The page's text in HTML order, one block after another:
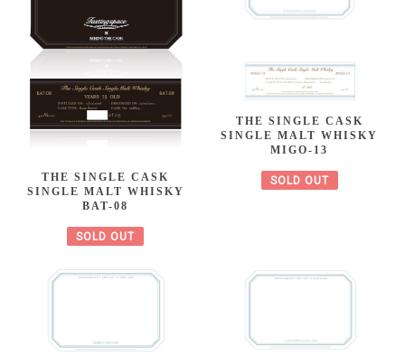
THE SINGLE CASK
SINGLE MALT WHISKY
BAT-08
SOLD OUT
THE SINGLE CASK
SINGLE MALT WHISKY
MIGO-13
SOLD OUT